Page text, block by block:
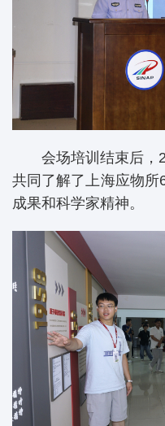
会场培训结束后，
共同了解了上海应物
成果和科学家精神。